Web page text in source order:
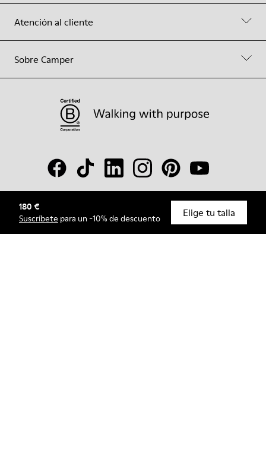
180 €
Suscríbete para un -10% de descuento Elige tu talla
Atención al cliente
Sobre Camper
© Camper, 2026